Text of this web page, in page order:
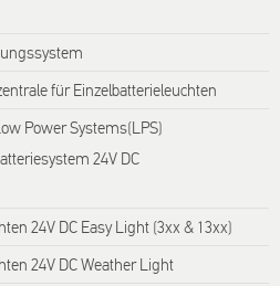
für Einzelbatterieleuchten
Power Systems(LPS)
24V DC
24V DC Easy Light (3xx & 13xx)
24V DC Weather Light